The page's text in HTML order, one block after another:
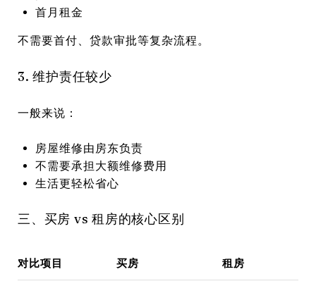
首月租金
不需要首付、贷款审批等复杂流程。
3. 维护责任较少
一般来说：
房屋维修由房东负责
不需要承担大额维修费用
生活更轻松省心
三、买房 vs 租房的核心区别
对比项目 买房 租房